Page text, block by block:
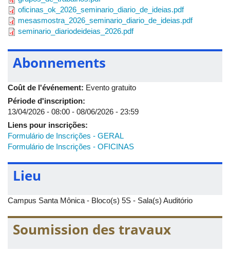
Oficina 2: Diário de Ideias e
Oficina 3: Diário de Ideias: roda
Dia: 10/06/2026
9h até 21h30
08 até 11h Mesa Temática Diário de Ideias na
19h até 21h30 Grupos de Trabalho (apresentações
oficinas_ok_2026_seminario_diario_de_ideias.pdf
mesasmostra_2026_seminario_diario_de_ideias.pdf
seminario_diariodeideias_2026.pdf
Abonnements
Coût de l'événement: Evento gratuito
Période d'inscription:
13/04/2026 - 08:00 - 08/06/2026 - 23:59
Liens pour inscrições:
Formulário de Inscrições - GERAL
Formulário de Inscrições - OFICINAS
Lieu
Campus Santa Mônica - Bloco(s) 5S - Sala(s) Auditório
Soumission des travaux